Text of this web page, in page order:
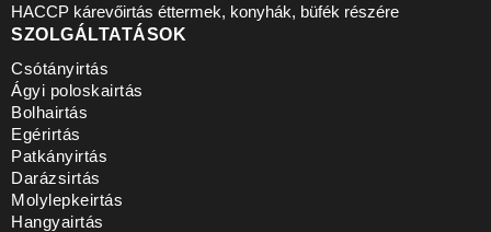
HACCP kárevőirtás éttermek, konyhák, büfék részére
SZOLGÁLTATÁSOK
Csótányirtás
Ágyi poloskairtás
Bolhairtás
Egérirtás
Patkányirtás
Darázsirtás
Molylepkeirtás
Hangyairtás